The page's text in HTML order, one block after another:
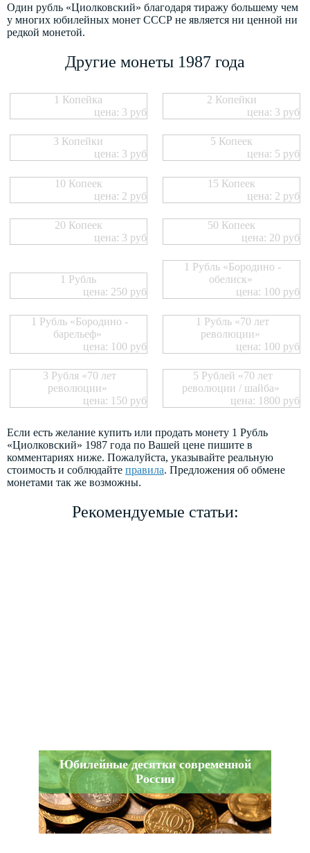
Один рубль «Циолковский» благодаря тиражу большему чем
у многих юбилейных монет СССР не является ни ценной ни
редкой монетой.
Другие монеты 1987 года
1 Копейка
цена: 3 руб
2 Копейки
цена: 3 руб
3 Копейки
цена: 3 руб
5 Копеек
цена: 5 руб
10 Копеек
цена: 2 руб
15 Копеек
цена: 2 руб
20 Копеек
цена: 3 руб
50 Копеек
цена: 20 руб
1 Рубль
цена: 250 руб
1 Рубль «Бородино -
обелиск»
цена: 100 руб
1 Рубль «Бородино -
барельеф»
цена: 100 руб
1 Рубль «70 лет
революции»
цена: 100 руб
3 Рубля «70 лет
революции»
цена: 150 руб
5 Рублей «70 лет
революции / шайба»
цена: 1800 руб
Если есть желание купить или продать монету 1 Рубль
«Циолковский» 1987 года по Вашей цене пишите в
комментариях ниже. Пожалуйста, указывайте реальную
стоимость и соблюдайте правила. Предложения об обмене
монетами так же возможны.
Рекомендуемые статьи:
Юбилейные десятки современной
России